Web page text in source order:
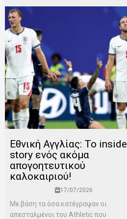
Εθνική Αγγλίας: Το inside
story ενός ακόμα
απογοητευτικού
καλοκαιριού!
17/07/2026
Mε βάση τα όσα κατέγραψαν οι
απεσταλμένοι του Αthletic που